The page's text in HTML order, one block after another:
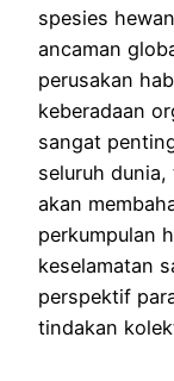
spesies
ancaman
perusakan
keberadaan
sangat
seluruh
akan
perkumpulan
keselamatan
perspektif
tindakan